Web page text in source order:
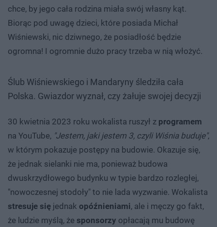
chce, by jego cała rodzina miała swój własny kąt.
Biorąc pod uwagę dzieci, które posiada Michał
Wiśniewski, nic dziwnego, że posiadłość będzie
ogromna! I ogromnie dużo pracy trzeba w nią włożyć.
Ślub Wiśniewskiego i Mandaryny śledziła cała
Polska. Gwiazdor wyznał, czy żałuje swojej decyzji
30 kwietnia 2023 roku wokalista ruszył z programem
na YouTube, "Jestem, jaki jestem 3, czyli Wiśnia buduje",
w którym pokazuje postępy na budowie. Okazuje się,
że jednak sielanki nie ma, ponieważ budowa
dwuskrzydłowego budynku w typie bardzo rozległej,
"nowoczesnej stodoły" to nie lada wyzwanie. Wokalista
stresuje się jednak opóźnieniami, ale i męczy go fakt,
że ludzie myślą, że sponsorzy opłacają mu budowę